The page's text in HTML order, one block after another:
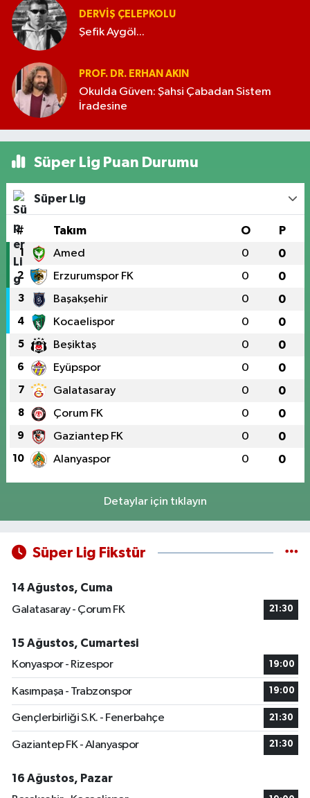
DERVIŞ ÇELEPKOLU
Şefik Aygöl...
PROF. DR. ERHAN AKIN
Okulda Güven: Şahsi Çabadan Sistem
İradesine
Süper Lig Puan Durumu
Süper Lig
# Takım O P
1 Amed 0 0
2 Erzurumspor FK 0 0
3 Başakşehir 0 0
4 Kocaelispor 0 0
5 Beşiktaş 0 0
6 Eyüpspor 0 0
7 Galatasaray 0 0
8 Çorum FK 0 0
9 Gaziantep FK 0 0
10 Alanyaspor 0 0
Detaylar için tıklayın
Süper Lig Fikstür
14 Ağustos, Cuma
Galatasaray - Çorum FK
21:30
15 Ağustos, Cumartesi
Konyaspor - Rizespor
19:00
Kasımpaşa - Trabzonspor 19:00
Gençlerbirliği S.K. - Fenerbahçe 21:30
Gaziantep FK - Alanyaspor 21:30
16 Ağustos, Pazar